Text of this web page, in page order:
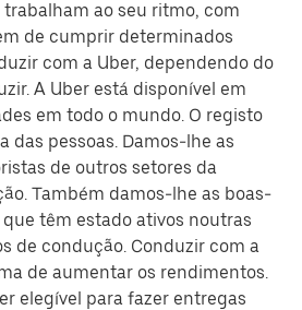
ao seu ritmo, com
de cumprir determinados
com a Uber, dependendo do
A Uber está disponível em
em todo o mundo. O registo
das pessoas. Damos-lhe as
de outros setores da
Também damos-lhe as boas-
têm estado ativos noutras
de condução. Conduzir com a
de aumentar os rendimentos.
elegível para fazer entregas